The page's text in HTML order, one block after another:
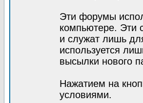
Эти форумы
компьютере. Эти
и служат лишь
используется
высылки нового
Нажатием на
условиями.